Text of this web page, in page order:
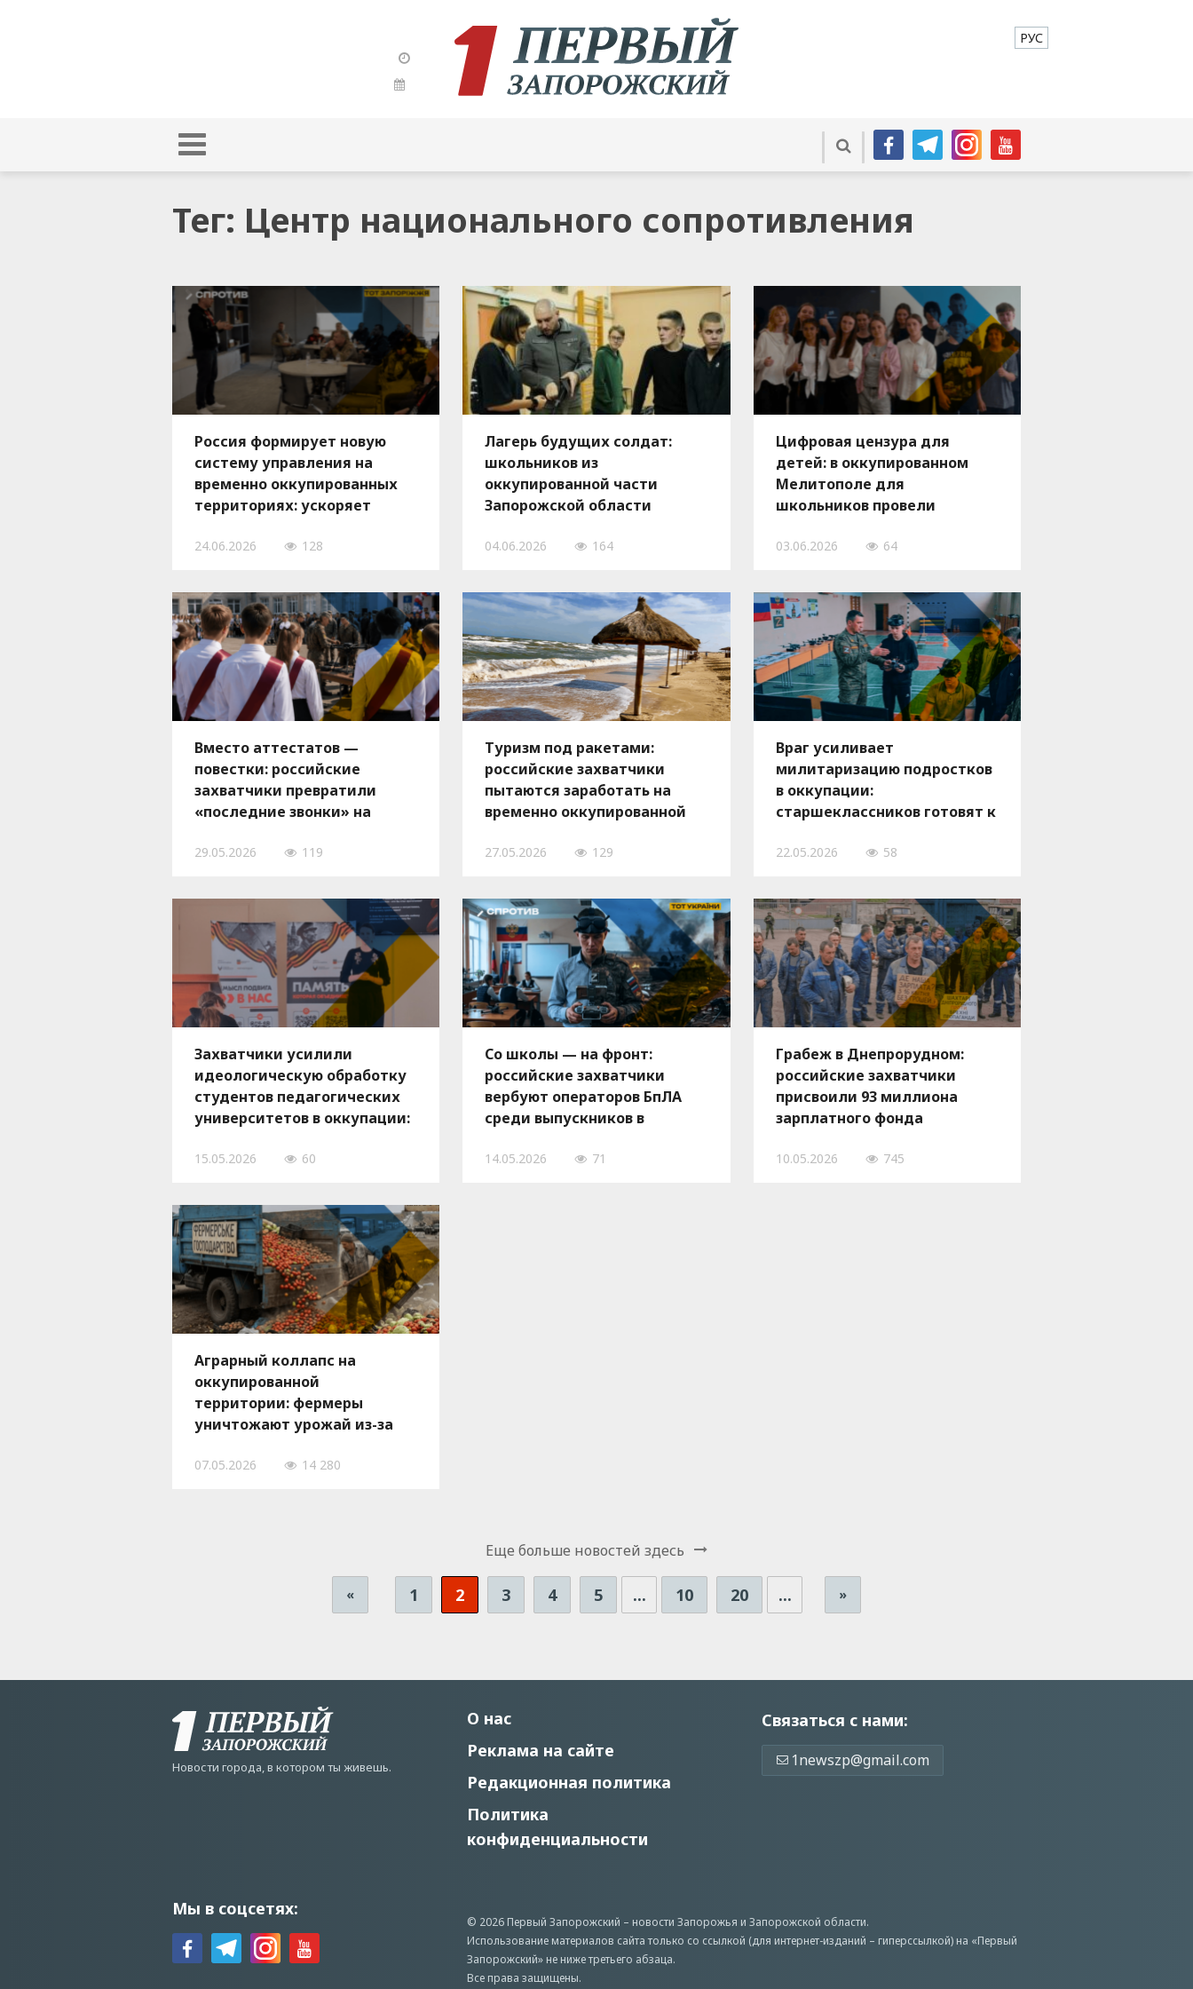
РУС
Тег: Центр национального сопротивления
Россия формирует новую
систему управления на
временно оккупированных
территориях: ускоряет
гауляйтеров в Запорожской
24.06.2026 128
Лагерь будущих солдат:
школьников из
оккупированной части
Запорожской области
строевые занятия и
ФОТО
04.06.2026 164
Цифровая цензура для
детей: в оккупированном
Мелитополе для
школьников провели
украинских
03.06.2026 64
Вместо аттестатов —
повестки: российские
захватчики превратили
«последние звонки» на
в пункты вербовки
29.05.2026 119
Туризм под ракетами:
российские захватчики
пытаются заработать на
временно оккупированной
области
27.05.2026 129
Враг усиливает
милитаризацию подростков
в оккупации:
старшеклассников готовят к
подразделениях БпЛА
22.05.2026 58
Захватчики усилили
идеологическую обработку
студентов педагогических
университетов в оккупации:
пропагандистов
15.05.2026 60
Со школы — на фронт:
российские захватчики
вербуют операторов БпЛА
среди выпускников в
14.05.2026 71
Грабеж в Днепрорудном:
российские захватчики
присвоили 93 миллиона
зарплатного фонда
10.05.2026 745
Аграрный коллапс на
оккупированной
территории: фермеры
уничтожают урожай из-за
07.05.2026 14 280
Еще больше новостей здесь
« 1 2 3 4 5 ... 10 20 ... »
Новости города, в котором ты живешь.
О нас
Реклама на сайте
Редакционная политика
Политика
конфиденциальности
Связаться с нами:
1newszp@gmail.com
Мы в соцсетях:
© 2026 Первый Запорожский – новости Запорожья и Запорожской области.
Использование материалов сайта только со ссылкой (для интернет-изданий – гиперссылкой) на «Первый
Запорожский» не ниже третьего абзаца.
Все права защищены.